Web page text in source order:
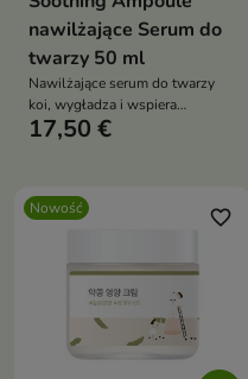
nawilżające Serum do
twarzy 50 ml
Nawilżające serum do twarzy
koi, wygładza i wspiera
regenerację skóry suchej,
niacynamidem, alantoiną i
przywrócić cerze komfort
17,50 €
Nowość favorite_border